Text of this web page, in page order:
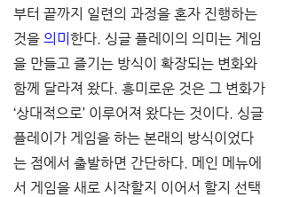
부터 끝까지 일련의 과정을 혼자 진행하는
것을 의미 한다. 싱글 플레이의 의미는 게임
을 만들고 즐기는 방식이 확장되는 변화와
함께 달라져 왔다. 흥미로운 것은 그 변화가
‘상대적으로’ 이루어져 왔다는 것이다. 싱글
플레이가 게임을 하는 본래의 방식이었다
는 점에서 출발하면 간단하다. 메인 메뉴에
서 게임을 새로 시작할지 이어서 할지 선택